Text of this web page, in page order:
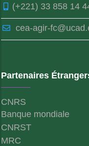
(+221) 33 858 14
cea-agir-
Partenaires
CNRS
Banque mondiale
CNRST
MRC